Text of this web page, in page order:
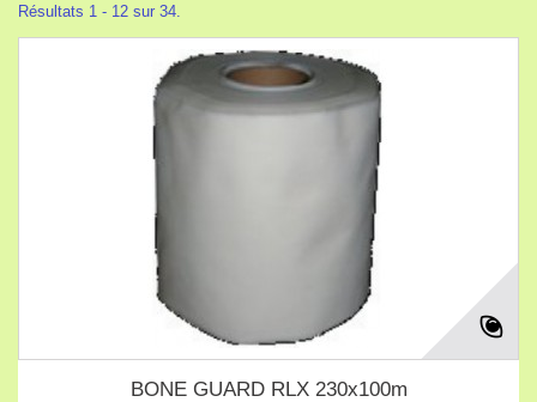
Résultats 1 - 12 sur 34.
BONE GUARD RLX 230x100m